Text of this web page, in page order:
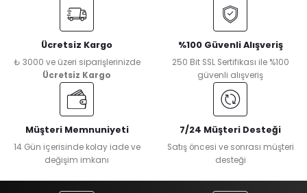
Ücretsiz Kargo
₺ 3000 ve üzeri siparişlerinizde
Ücretsiz Kargo
%100 Güvenli Alışveriş
250 Bit SSL Sertifikası ile %100
güvenli alışveriş
Müşteri Memnuniyeti
14 Gün içerisinde kolay iade ve
değişim imkanı
7/24 Müşteri Desteği
Satış öncesi ve sonrası müşteri
desteği